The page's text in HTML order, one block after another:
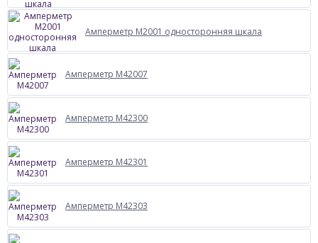
Амперметр М2001 односторонняя шкала
Амперметр М42007
Амперметр М42300
Амперметр М42301
Амперметр М42303